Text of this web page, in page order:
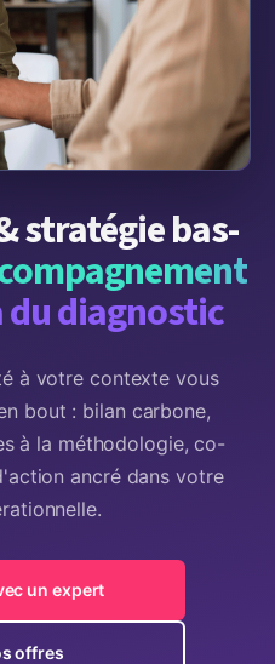
stratégie bas-
du diagnostic
à votre contexte vous
bout : bilan carbone,
à la méthodologie, co-
ancré dans votre
un expert
offres